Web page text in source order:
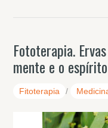
Fototerapia.
mente e o espírito
Fitoterapia /